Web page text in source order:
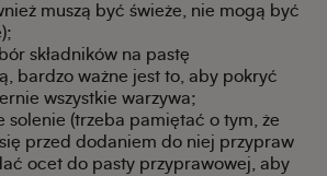
muszą być świeże, nie mogą być
składników na pastę
bardzo ważne jest to, aby pokryć
wszystkie warzywa;
solenie (trzeba pamiętać o tym, że
przed dodaniem do niej przypraw
ocet do pasty przyprawowej, aby